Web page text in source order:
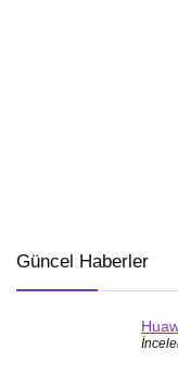
Güncel Haberler